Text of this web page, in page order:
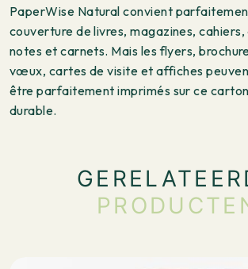
PaperWise Natural convient
couverture de livres, magazines,
notes et carnets. Mais les flyers,
vœux, cartes de visite et affiches
être parfaitement imprimés sur ce
durable.